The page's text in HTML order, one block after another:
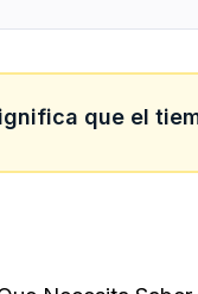
que el